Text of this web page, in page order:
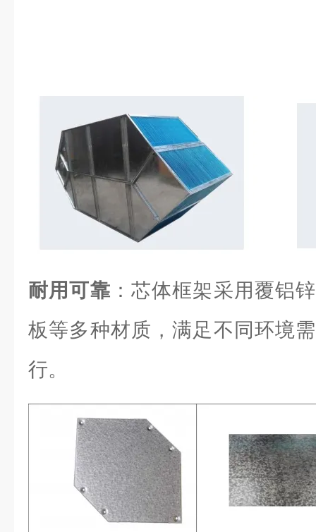
耐用可靠 ：芯体框架采用覆铝
板等多种材质，满足不同环境
行。